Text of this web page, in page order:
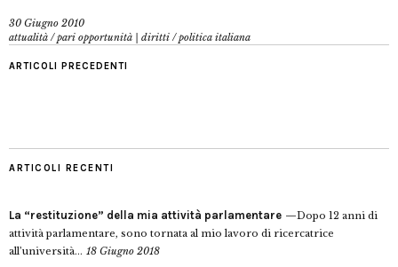
30 Giugno 2010
attualità /pari opportunità | diritti /politica italiana
ARTICOLI PRECEDENTI
ARTICOLI RECENTI
La “restituzione” della mia attività parlamentare
Dopo 12 anni di
attività parlamentare, sono tornata al mio lavoro di ricercatrice
all’università... 18 Giugno 2018